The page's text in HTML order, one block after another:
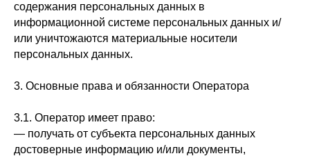
содержания персональных данных в
информационной системе персональных данных и/
или уничтожаются материальные носители
персональных данных.
3. Основные права и обязанности Оператора
3.1. Оператор имеет право:
— получать от субъекта персональных данных
достоверные информацию и/или документы,